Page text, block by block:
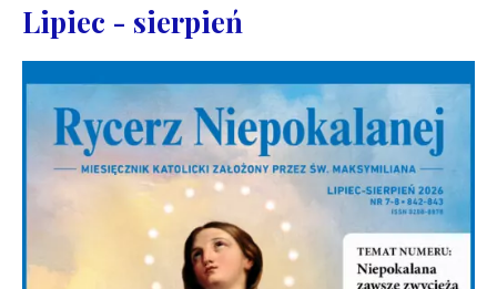
Lipiec - sierpień